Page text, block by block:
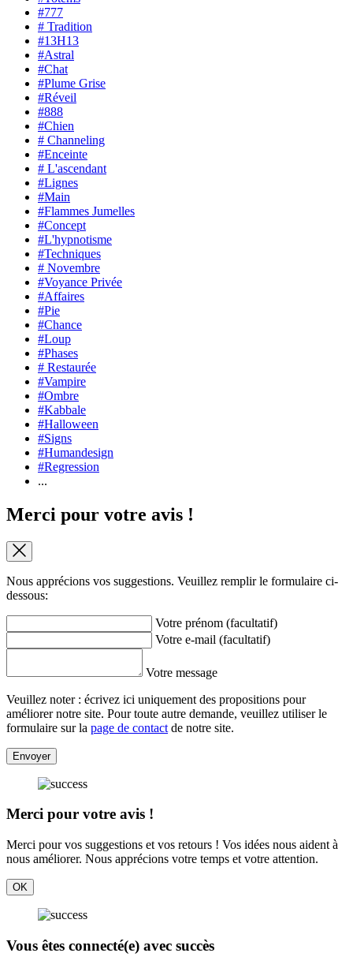
#777
# Tradition
#13H13
#Astral
#Chat
#Plume Grise
#Réveil
#888
#Chien
# Channeling
#Enceinte
# L'ascendant
#Lignes
#Main
#Flammes Jumelles
#Concept
#L'hypnotisme
#Techniques
# Novembre
#Voyance Privée
#Affaires
#Pie
#Chance
#Loup
#Phases
# Restaurée
#Vampire
#Ombre
#Kabbale
#Halloween
#Signs
#Humandesign
#Regression
...
Merci pour votre avis !
Nous apprécions vos suggestions. Veuillez remplir le formulaire ci-
dessous:
Votre prénom (facultatif)
Votre e-mail (facultatif)
Votre message
Veuillez noter : écrivez ici uniquement des propositions pour
améliorer notre site. Pour toute autre demande, veuillez utiliser le
formulaire sur la page de contact de notre site.
Envoyer
Merci pour votre avis !
Merci pour vos suggestions et vos retours ! Vos idées nous aident à
nous améliorer. Nous apprécions votre temps et votre attention.
OK
Vous êtes connecté(e) avec succès